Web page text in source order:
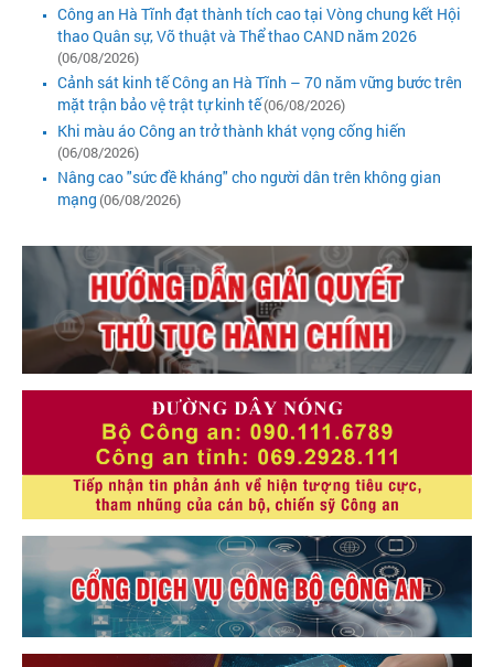
Công an Hà Tĩnh đạt thành tích cao tại Vòng chung kết Hội
thao Quân sự, Võ thuật và Thể thao CAND năm 2026
(06/08/2026)
Cảnh sát kinh tế Công an Hà Tĩnh – 70 năm vững bước trên
mặt trận bảo vệ trật tự kinh tế(06/08/2026)
Khi màu áo Công an trở thành khát vọng cống hiến
(06/08/2026)
Nâng cao "sức đề kháng" cho người dân trên không gian
mạng (06/08/2026)